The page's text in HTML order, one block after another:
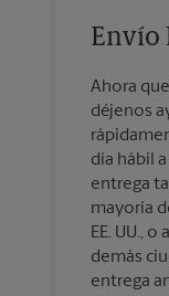
Envío
Ahora
déjenos
día hábil
entrega
mayoría
EE. UU.,
demás
entrega